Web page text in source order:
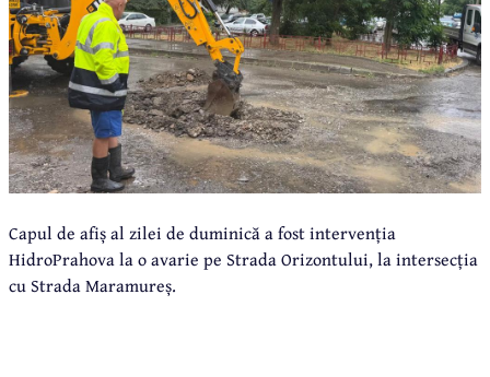
Capul de afiș al zilei de duminică a fost intervenția
HidroPrahova la o avarie pe Strada Orizontului, la intersecția
cu Strada Maramureș.